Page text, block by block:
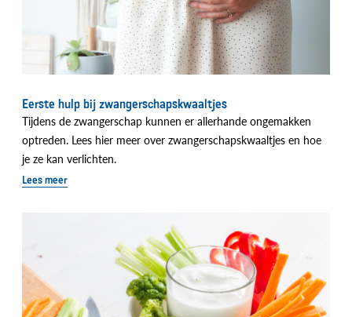
Eerste hulp bij zwangerschapskwaaltjes
Tijdens de zwangerschap kunnen er allerhande ongemakken
optreden. Lees hier meer over zwangerschapskwaaltjes en hoe
je ze kan verlichten.
Lees meer